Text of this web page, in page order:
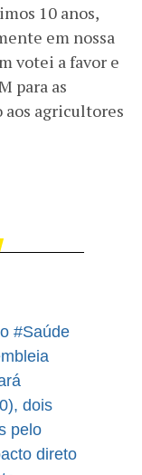
10 anos,
em nossa
votei a favor e
para as
aos agricultores